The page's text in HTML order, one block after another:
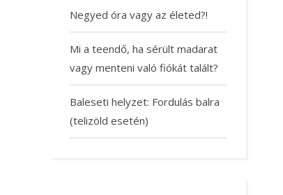
Negyed óra vagy az életed?!
Mi a teendő, ha sérült madarat
vagy menteni való fiókát talált?
Baleseti helyzet: Fordulás balra
(telizöld esetén)